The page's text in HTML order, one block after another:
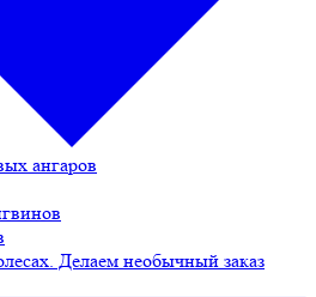
ангаров
Делаем необычный заказ